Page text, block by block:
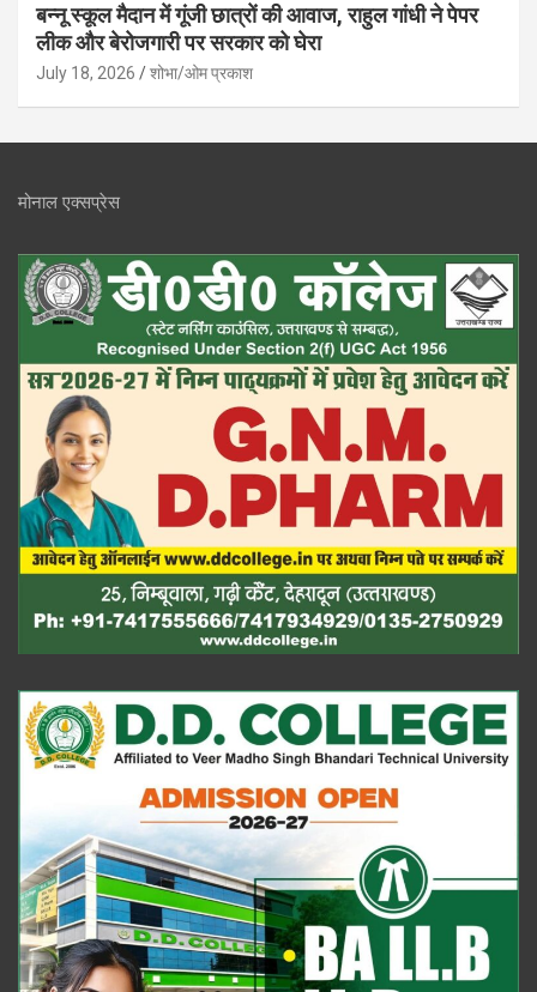
बन्नू स्कूल मैदान में गूंजी छात्रों की आवाज, राहुल गांधी ने पेपर
लीक और बेरोजगारी पर सरकार को घेरा
July 18, 2026 शोभा/ओम प्रकाश
मोनाल एक्सप्रेस